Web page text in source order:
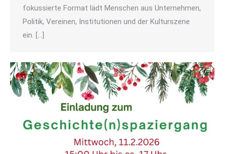
fokussierte Format lädt Menschen aus Unternehmen,
Politik, Vereinen, Institutionen und der Kulturszene
ein. […]